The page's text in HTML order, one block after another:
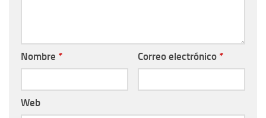
Nombre * Correo electrónico *
Web